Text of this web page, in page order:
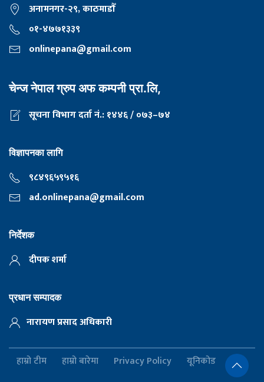
अनामनगर-२९, काठमाडाैँ
०१-४७७१३३९
onlinepana@gmail.com
चेन्ज नेपाल ग्रुप अफ कम्पनी प्रा.लि,
सूचना विभाग दर्ता नं.: १४४६ / ०७३–७४
विज्ञापनका लागि
९८४९६५९५१६
ad.onlinepana@gmail.com
निर्देशक
दीपक शर्मा
प्रधान सम्पादक
नारायण प्रसाद अधिकारी
हाम्रो टीम हाम्रो बारेमा Privacy Policy यूनिकोड